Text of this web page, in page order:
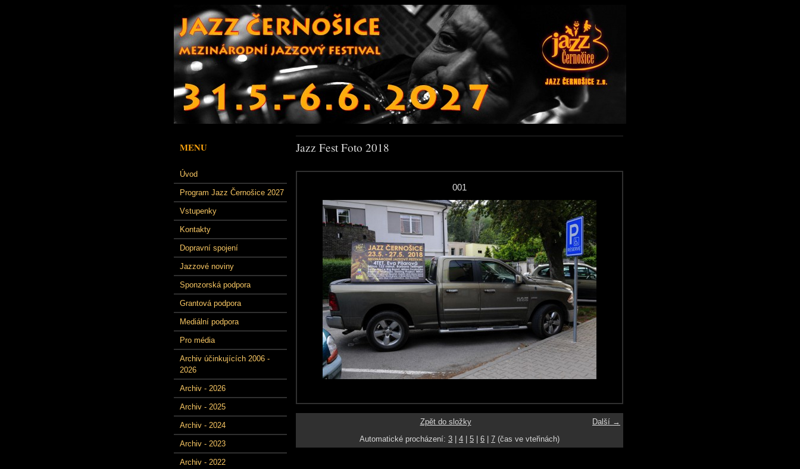
MENU
Úvod
Program Jazz Černošice 2027
Vstupenky
Kontakty
Dopravní spojení
Jazzové noviny
Sponzorská podpora
Grantová podpora
Mediální podpora
Pro média
Archiv účinkujících 2006 -
2026
Archiv - 2026
Archiv - 2025
Archiv - 2024
Archiv - 2023
Archiv - 2022
Jazz Fest Foto 2018
001
Další →
Zpět do složky
Automatické procházení: 3 4 5 6 7 (čas ve vteřinách)